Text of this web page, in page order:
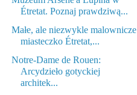
Étretat. Poznaj prawdziwą...
Małe, ale niezwykle malownicze
miasteczko Étretat,...
Notre-Dame de Rouen:
Arcydzieło gotyckiej
architek...